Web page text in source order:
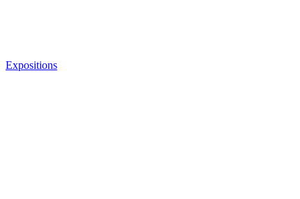
Expositions